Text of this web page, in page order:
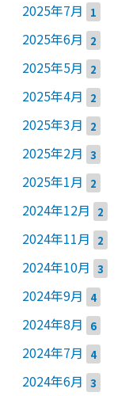
2025年7月 1
2025年6月 2
2025年5月 2
2025年4月 2
2025年3月 2
2025年2月 3
2025年1月 2
2024年12月 2
2024年11月 2
2024年10月 3
2024年9月 4
2024年8月 6
2024年7月 4
2024年6月 3